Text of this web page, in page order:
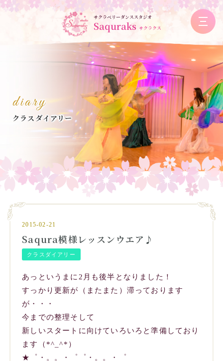
サクラベリーダンススタジオ
Saquraks サクラクス
diary
クラスダイアリー
2015-02-21
Saqura模様レッスンウエア♪
クラスダイアリー
あっというまに2月も後半となりました！
すっかり更新が（またまた）滞っております
が・・・
今までの整理そして
新しいスタートに向けていろいろと準備しており
ます（*^_^*）
★゜・。。・゜゜・。。・゜